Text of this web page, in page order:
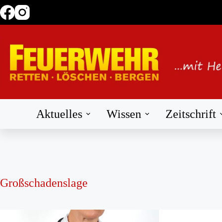
Zum
Inhalt
Aktuelles Wissen Zeitschrift
Großschadenslage